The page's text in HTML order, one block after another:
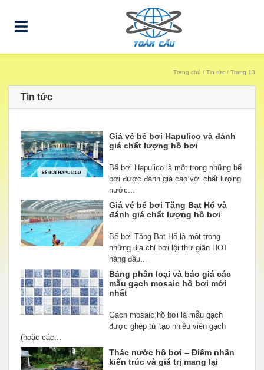
Trang chủ / Tin tức / Trang 13
Tin tức
Giá vé bể bơi Hapulico và đánh
giá chất lượng hồ bơi
Bể bơi Hapulico là một trong những bể
bơi được đánh giá cao với chất lượng
nước...
Giá vé bể bơi Tăng Bạt Hổ và
đánh giá chất lượng hồ bơi
Bể bơi Tăng Bạt Hổ là một trong
những địa chỉ bơi lội thư giãn HOT
hàng đầu...
Bảng phân loại và báo giá các
mẫu gạch mosaic hồ bơi mới
nhất
Gạch mosaic hồ bơi là mẫu gạch
được ghép từ tạo nhiều viên gạch
(hoặc các...
Thác nước hồ bơi – Điểm nhấn
kiến trúc và giá trị mang lại